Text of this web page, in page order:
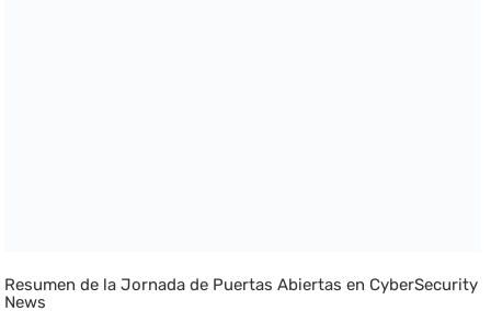
Resumen de la Jornada de Puertas Abiertas en CyberSecurity
News